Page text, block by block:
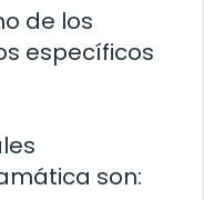
de los
específicos
son: